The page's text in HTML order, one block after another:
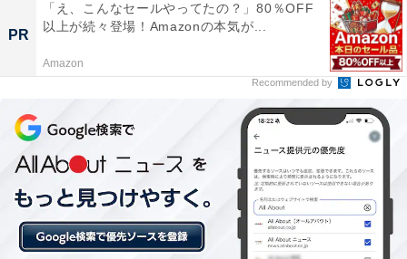
1位：アメリカ
1位は、アメリカでした。「海外在留邦人数調査統計」
によると、在留日本人数は41万4615人。2位「中国」の
10万1786人を大幅に引き離し、世界における在留日本人
全体の約3割を占めました。
日本人が多く居住しているエリアは、ロサンゼルス都市
圏（6万4457人／前年比−0.9％）、ニューヨーク都市圏
（3万7414人／前年比 −2.2％）、ホノルル（2万3349人
PR
「え、こんなセールやってたの？」80％OFF
以上が続々登場！Amazonの本気が...
Amazon
Recommended by